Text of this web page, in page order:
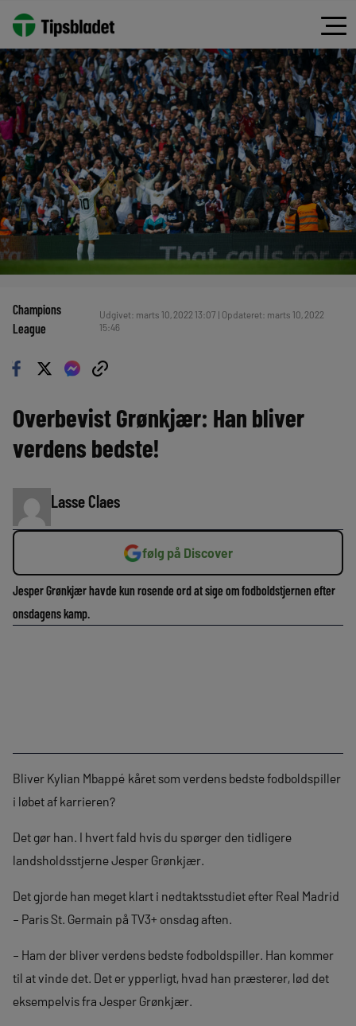
Champions
League
Udgivet: marts 10, 2022 13:07 | Opdateret: marts 10, 2022
15:46
Overbevist Grønkjær: Han bliver
verdens bedste!
Lasse Claes
følg på Discover
Jesper Grønkjær havde kun rosende ord at sige om fodboldstjernen efter
onsdagens kamp.
Bliver Kylian Mbappé kåret som verdens bedste fodboldspiller
i løbet af karrieren?
Det gør han. I hvert fald hvis du spørger den tidligere
landsholdsstjerne Jesper Grønkjær.
Det gjorde han meget klart i nedtaktsstudiet efter Real Madrid
– Paris St. Germain på TV3+ onsdag aften.
– Ham der bliver verdens bedste fodboldspiller. Han kommer
til at vinde det. Det er ypperligt, hvad han præsterer, lød det
eksempelvis fra Jesper Grønkjær.